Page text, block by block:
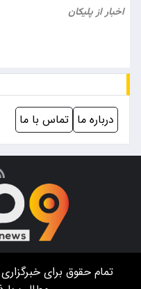
درباره ما تماس با ما
تمام حقوق برای